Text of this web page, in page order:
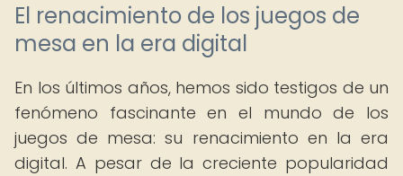
El renacimiento de los juegos de
mesa en la era digital
En los últimos años, hemos sido testigos de un
fenómeno fascinante en el mundo de los
juegos de mesa: su renacimiento en la era
digital. A pesar de la creciente popularidad